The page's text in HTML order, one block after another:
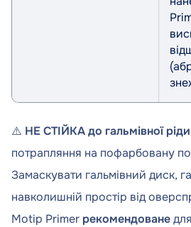
⚠️ НЕ СТІЙКА до гальмівної
потрапляння на пофарбовану
Замаскувати гальмівний диск,
навколишній простір від
Motip Primer рекомендоване